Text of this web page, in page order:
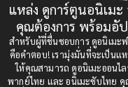
Censored (เซ็นเซอร์)
Comedy (ตลก)(85)
Comedy (ตลก)
1989
1987
1984
แหล่ง ดูการ์ตูนอนิเมะ
คุณต้องการ พร้อมอั
สำหรับผู้ที่ชื่นชอบการ ดูอนิเมะ
คือคำตอบ! เรามุ่งมั่นที่จะเป็น
ให้คุณสามารถ ดูอนิเมะออนไ
พากย์ไทย และ อนิเมะซับไทย